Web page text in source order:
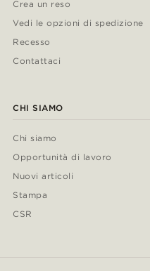
Crea un reso
Vedi le opzioni di spedizione
Recesso
Contattaci
CHI SIAMO
Chi siamo
Opportunità di lavoro
Nuovi articoli
Stampa
CSR